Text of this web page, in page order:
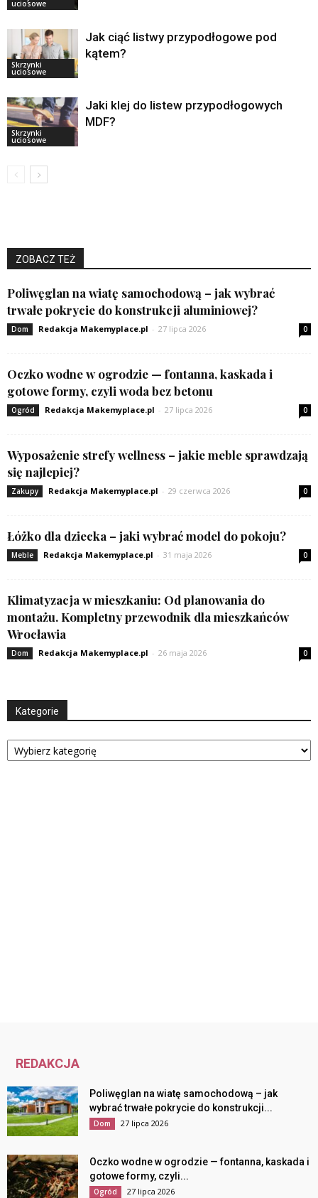
uciosowe
Skrzynki
uciosowe
Jak ciąć listwy przypodłogowe pod
kątem?
Skrzynki
uciosowe
Jaki klej do listew przypodłogowych
MDF?
ZOBACZ TEŻ
Poliwęglan na wiatę samochodową – jak wybrać
trwałe pokrycie do konstrukcji aluminiowej?
Dom Redakcja Makemyplace.pl - 27 lipca 2026 0
Oczko wodne w ogrodzie — fontanna, kaskada i
gotowe formy, czyli woda bez betonu
Ogród Redakcja Makemyplace.pl - 27 lipca 2026 0
Wyposażenie strefy wellness – jakie meble sprawdzają
się najlepiej?
Zakupy Redakcja Makemyplace.pl - 29 czerwca 2026 0
Łóżko dla dziecka – jaki wybrać model do pokoju?
Meble Redakcja Makemyplace.pl - 31 maja 2026 0
Klimatyzacja w mieszkaniu: Od planowania do
montażu. Kompletny przewodnik dla mieszkańców
Wrocławia
Dom Redakcja Makemyplace.pl - 26 maja 2026 0
Kategorie
Kategorie
REDAKCJA
Poliwęglan na wiatę samochodową – jak
wybrać trwałe pokrycie do konstrukcji...
Dom 27 lipca 2026
Oczko wodne w ogrodzie — fontanna, kaskada i
gotowe formy, czyli...
Ogród 27 lipca 2026